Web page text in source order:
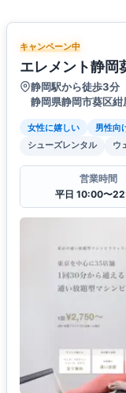
キャンペーン中
エレメント静岡
静岡駅から徒歩3分
静岡県静岡市葵区
女性に嬉しい 男性向
シューズレンタル
ウ
営業時間
平日 10:00〜